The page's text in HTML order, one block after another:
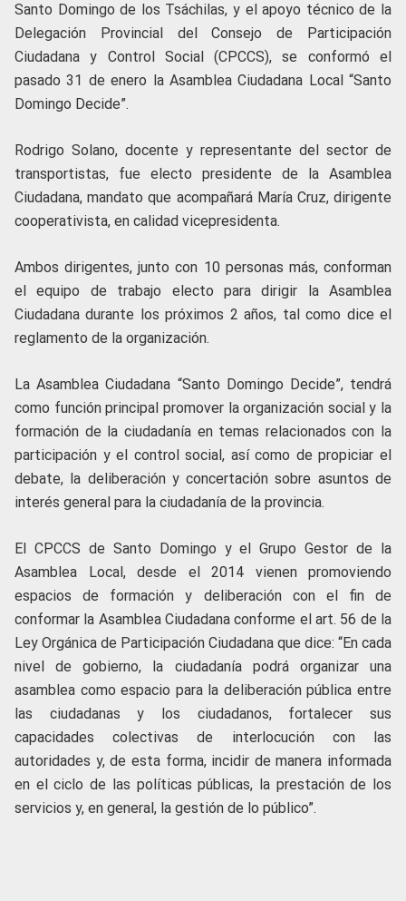
Santo Domingo de los Tsáchilas, y el apoyo técnico de la
Delegación Provincial del Consejo de Participación
Ciudadana y Control Social (CPCCS), se conformó el
pasado 31 de enero la Asamblea Ciudadana Local “Santo
Domingo Decide”.
Rodrigo Solano, docente y representante del sector de
transportistas, fue electo presidente de la Asamblea
Ciudadana, mandato que acompañará María Cruz, dirigente
cooperativista, en calidad vicepresidenta.
Ambos dirigentes, junto con 10 personas más, conforman
el equipo de trabajo electo para dirigir la Asamblea
Ciudadana durante los próximos 2 años, tal como dice el
reglamento de la organización.
La Asamblea Ciudadana “Santo Domingo Decide”, tendrá
como función principal promover la organización social y la
formación de la ciudadanía en temas relacionados con la
participación y el control social, así como de propiciar el
debate, la deliberación y concertación sobre asuntos de
interés general para la ciudadanía de la provincia.
El CPCCS de Santo Domingo y el Grupo Gestor de la
Asamblea Local, desde el 2014 vienen promoviendo
espacios de formación y deliberación con el fin de
conformar la Asamblea Ciudadana conforme el art. 56 de la
Ley Orgánica de Participación Ciudadana que dice: “En cada
nivel de gobierno, la ciudadanía podrá organizar una
asamblea como espacio para la deliberación pública entre
las ciudadanas y los ciudadanos, fortalecer sus
capacidades colectivas de interlocución con las
autoridades y, de esta forma, incidir de manera informada
en el ciclo de las políticas públicas, la prestación de los
servicios y, en general, la gestión de lo público”.